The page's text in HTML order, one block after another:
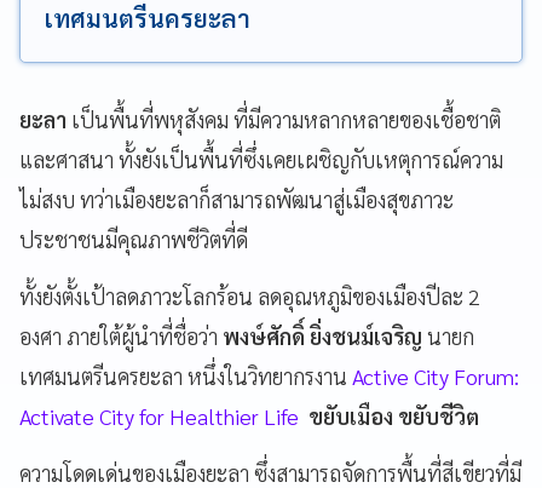
เทศมนตรีนครยะลา
ยะลา เป็นพื้นที่พหุสังคม ที่มีความหลากหลายของเชื้อชาติ
และศาสนา ทั้งยังเป็นพื้นที่ซึ่งเคยเผชิญกับเหตุการณ์ความ
ไม่สงบ ทว่าเมืองยะลาก็สามารถพัฒนาสู่เมืองสุขภาวะ
ประชาชนมีคุณภาพชีวิตที่ดี
ทั้งยังตั้งเป้าลดภาวะโลกร้อน ลดอุณหภูมิของเมืองปีละ 2
องศา ภายใต้ผู้นำที่ชื่อว่า พงษ์ศักดิ์ ยิ่งชนม์เจริญ นายก
เทศมนตรีนครยะลา หนึ่งในวิทยากรงาน Active City Forum:
Activate City for Healthier Life ขยับเมือง ขยับชีวิต
ความโดดเด่นของเมืองยะลา ซึ่งสามารถจัดการพื้นที่สีเขียวที่มี